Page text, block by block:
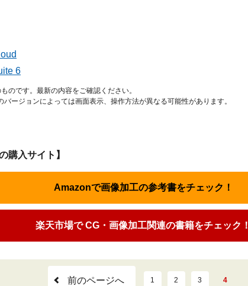
6
のです。最新の内容をご確認ください。
ージョンによっては画面表示、操作方法が異なる可能性があります。
購入サイト】
Amazonで画像加工の参考書をチェック！
楽天市場で CG・画像加工関連の書籍をチェック！
前のページへ 1 2 3 4